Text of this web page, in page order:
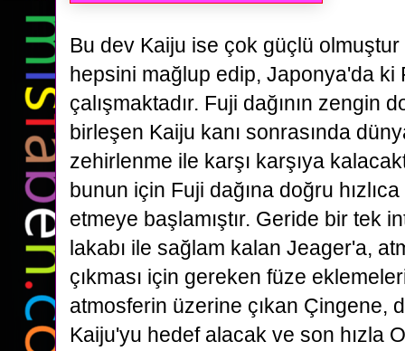
Bu dev Kaiju ise çok güçlü olmuştur
hepsini mağlup edip, Japonya'da ki
çalışmaktadır. Fuji dağının zengin
birleşen Kaiju kanı sonrasında
zehirlenme ile karşı karşıya
bunun için Fuji dağına doğru
etmeye başlamıştır. Geride bir tek
lakabı ile sağlam kalan Jeager'a,
çıkması için gereken füze
atmosferin üzerine çıkan Çingene,
Kaiju'yu hedef alacak ve son hızla